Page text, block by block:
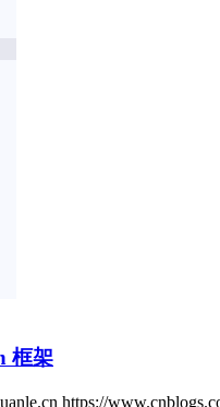
框架
https://